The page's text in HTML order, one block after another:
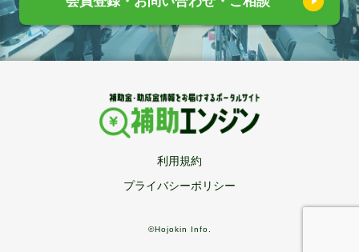
利用規約
プライバシーポリシー
©Hojokin Info.